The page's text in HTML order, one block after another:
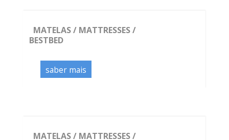
MATELAS / MATTRESSES /
BESTBED
saber mais
MATELAS / MATTRESSES /